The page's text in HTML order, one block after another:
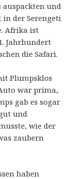
und
der Serengeti
Afrika ist
Jahrhundert
die Safari.
Plumpsklos
war prima,
gab es sogar
und
wie der
zaubern
haben